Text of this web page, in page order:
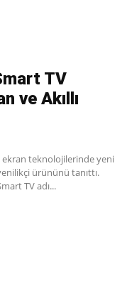
TV
ve Akıllı
teknolojilerinde yeni
ürününü tanıttı.
TV adı...